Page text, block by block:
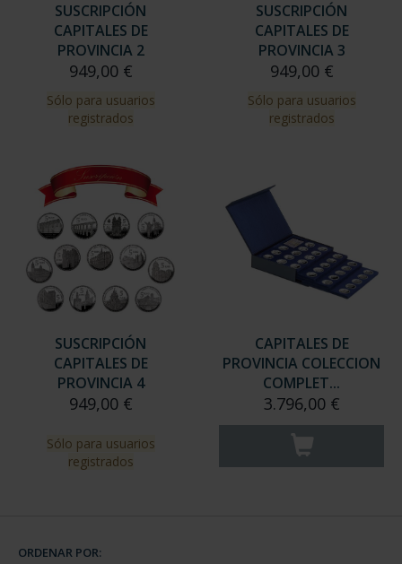
SUSCRIPCIÓN
CAPITALES DE
PROVINCIA 2
949,00 €
Sólo para usuarios
registrados
SUSCRIPCIÓN
CAPITALES DE
PROVINCIA 3
949,00 €
Sólo para usuarios
registrados
SUSCRIPCIÓN
CAPITALES DE
PROVINCIA 4
949,00 €
Sólo para usuarios
registrados
CAPITALES DE
PROVINCIA COLECCION
COMPLET...
3.796,00 €
ORDENAR POR: